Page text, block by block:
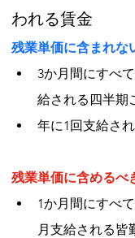
われる賃金
残業単価に含まれな
3か月間にすべ
給される四半期
年に1回支給さ
残業単価に含めるべ
1か月間にすべ
月支給される皆